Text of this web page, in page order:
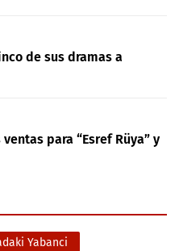
de sus dramas a
para “Esref Rüya” y
Yabanci